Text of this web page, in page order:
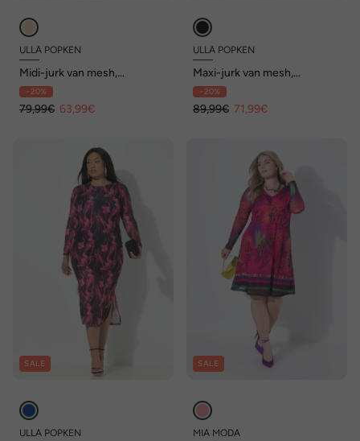
ULLA POPKEN
Midi-jurk van mesh,
dierenprint, rimpeling
- 20%
79,99€ 63,99€
ULLA POPKEN
Maxi-jurk van mesh,
bloemen, A-lijn, V-hals, lange
mouwen
- 20%
89,99€ 71,99€
SALE
ULLA POPKEN
SALE
MIA MODA